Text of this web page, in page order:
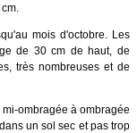
mois d'octobre. Les
de 30 cm de haut, de
très nombreuses et de
ombragée à ombragée
un sol sec et pas trop